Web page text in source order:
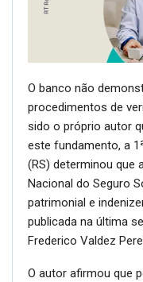
O banco não
procedimentos de
sido o próprio autor
este fundamento, a
(RS) determinou que
Nacional do Seguro
patrimonial e
publicada na última
Frederico Valdez
O autor afirmou que